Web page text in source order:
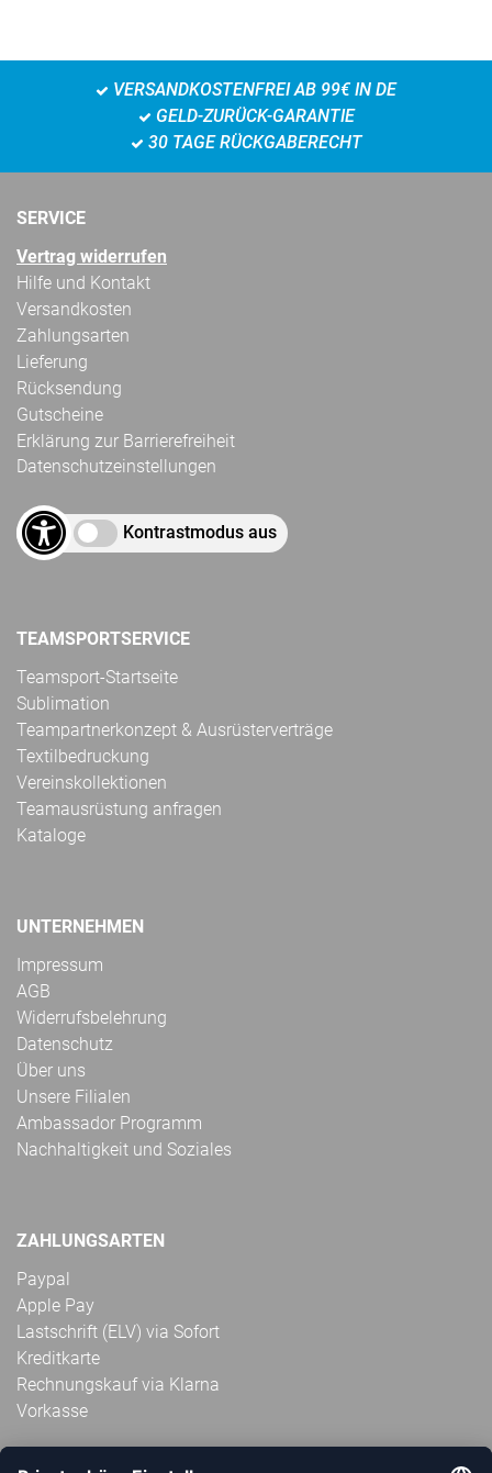
VERSANDKOSTENFREI AB 99€ IN DE
GELD-ZURÜCK-GARANTIE
30 TAGE RÜCKGABERECHT
SERVICE
Vertrag widerrufen
Hilfe und Kontakt
Versandkosten
Zahlungsarten
Lieferung
Rücksendung
Gutscheine
Erklärung zur Barrierefreiheit
Datenschutzeinstellungen
Kontrastmodus aus
TEAMSPORTSERVICE
Teamsport-Startseite
Sublimation
Teampartnerkonzept & Ausrüsterverträge
Textilbedruckung
Vereinskollektionen
Teamausrüstung anfragen
Kataloge
UNTERNEHMEN
Impressum
AGB
Widerrufsbelehrung
Datenschutz
Über uns
Unsere Filialen
Ambassador Programm
Nachhaltigkeit und Soziales
ZAHLUNGSARTEN
Paypal
Apple Pay
Lastschrift (ELV) via Sofort
Kreditkarte
Rechnungskauf via Klarna
Vorkasse